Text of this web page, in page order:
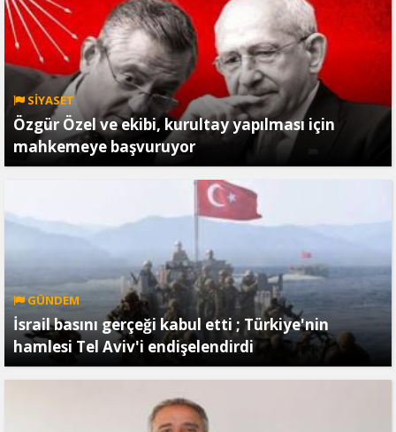
SİYASET
Özgür Özel ve ekibi, kurultay yapılması için
mahkemeye başvuruyor
GÜNDEM
İsrail basını gerçeği kabul etti ; Türkiye'nin
hamlesi Tel Aviv'i endişelendirdi